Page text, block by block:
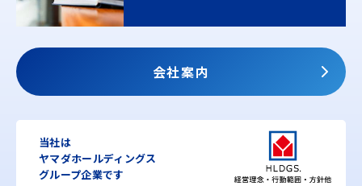
会社案内
当社は
ヤマダホールディングス
グループ企業です